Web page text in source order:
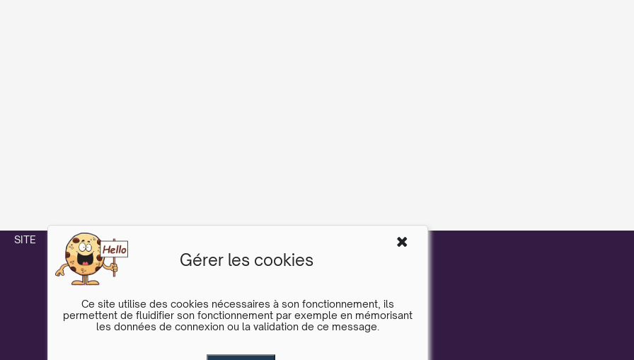
SITE
Gérer les cookies
Ce site utilise des cookies nécessaires à son fonctionnement, ils
permettent de fluidifier son fonctionnement par exemple en mémorisant
les données de connexion ou la validation de ce message.